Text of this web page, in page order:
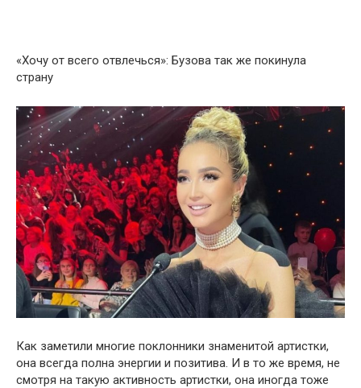
«Хочу от всего отвлечься»: Бузова так же покинула
страну
Как заметили многие поклонники знаменитой артистки,
она всегда полна энергии и позитива. И в то же время, не
смотря на такую активность артистки, она иногда тоже